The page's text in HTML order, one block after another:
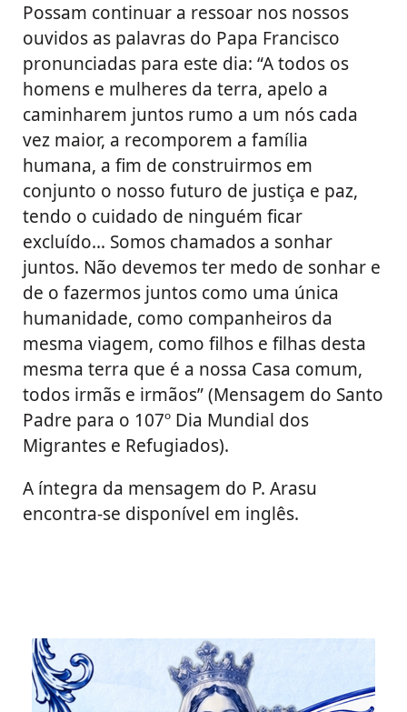
Possam continuar a ressoar nos nossos
ouvidos as palavras do Papa Francisco
pronunciadas para este dia: “A todos os
homens e mulheres da terra, apelo a
caminharem juntos rumo a um nós cada
vez maior, a recomporem a família
humana, a fim de construirmos em
conjunto o nosso futuro de justiça e paz,
tendo o cuidado de ninguém ficar
excluído… Somos chamados a sonhar
juntos. Não devemos ter medo de sonhar e
de o fazermos juntos como uma única
humanidade, como companheiros da
mesma viagem, como filhos e filhas desta
mesma terra que é a nossa Casa comum,
todos irmãs e irmãos” (Mensagem do Santo
Padre para o 107º Dia Mundial dos
Migrantes e Refugiados).
A íntegra da mensagem do P. Arasu
encontra-se disponível em inglês.